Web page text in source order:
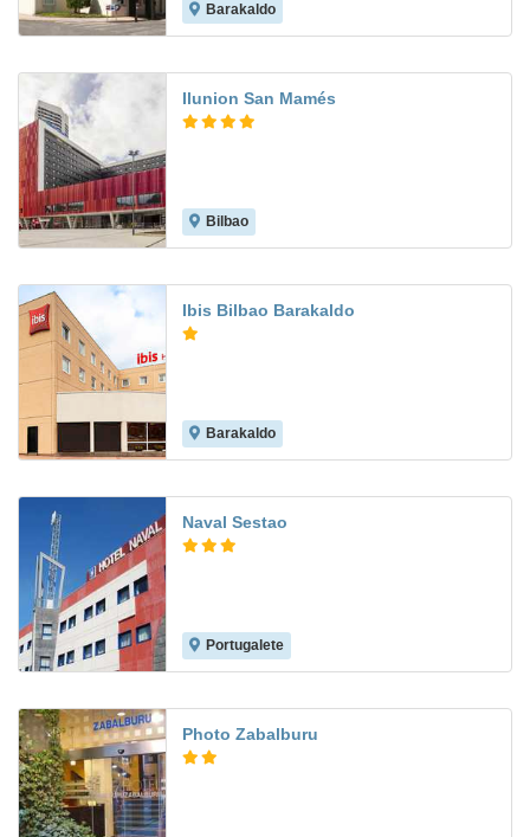
Barakaldo
Ilunion San Mamés
Bilbao
Ibis Bilbao Barakaldo
Barakaldo
Naval Sestao
Portugalete
Photo Zabalburu